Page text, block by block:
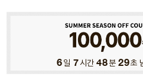
6일 7시간 48분 26초